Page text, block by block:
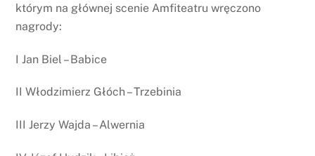
którym na głównej scenie Amfiteatru wręczono
nagrody:
I Jan Biel – Babice
II Włodzimierz Głóch – Trzebinia
III Jerzy Wajda – Alwernia